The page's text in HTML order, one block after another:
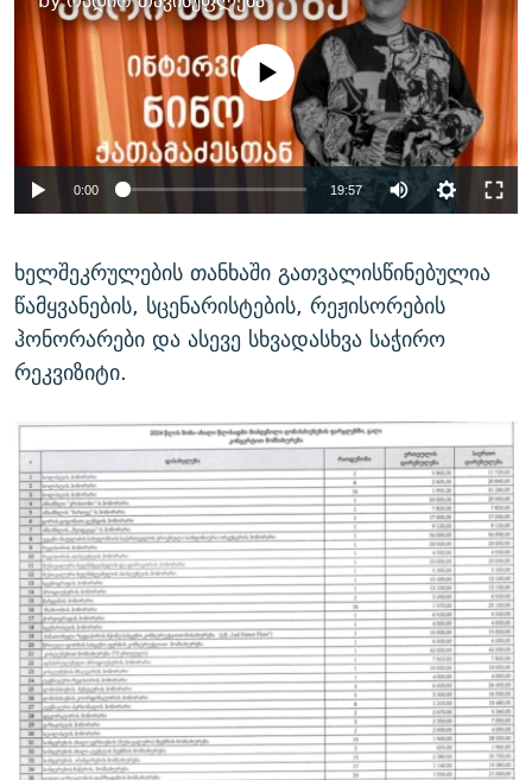
Auto 240p 360p 480p
No media source currently
available
0:00 19:57
360p
480p
ხელშეკრულების თანხაში გათვალისწინებულია
წამყვანების, სცენარისტების, რეჟისორების
ჰონორარები და ასევე სხვადასხვა საჭირო
რეკვიზიტი.